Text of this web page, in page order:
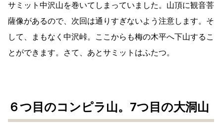
サミット中沢山を巻いてしまっていました。山頂に観音菩
薩像があるので、次回は通りすぎないよう注意します。そ
して、まもなく中沢峠。ここからも梅の木平へ下山するこ
とができます。さて、あとサミットはふたつ。
６つ目のコンピラ山。7つ目の大洞山